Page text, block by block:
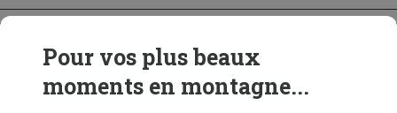
CRAMPONS
Pour vos plus beaux
moments en montagne...